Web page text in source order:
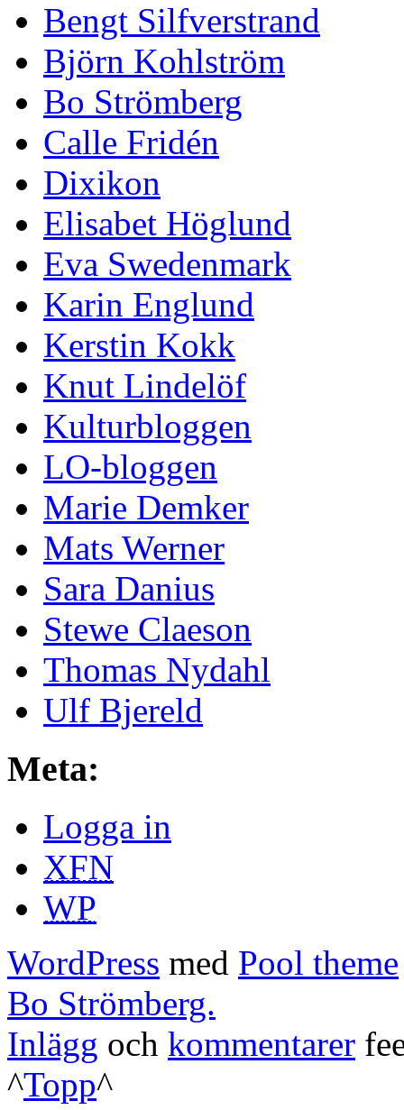
Bengt Silfverstrand
Björn Kohlström
Bo Strömberg
Calle Fridén
Dixikon
Elisabet Höglund
Eva Swedenmark
Karin Englund
Kerstin Kokk
Knut Lindelöf
Kulturbloggen
LO-bloggen
Marie Demker
Mats Werner
Sara Danius
Stewe Claeson
Thomas Nydahl
Ulf Bjereld
Meta:
Logga in
XFN
WP
WordPress med Pool theme
Bo Strömberg.
Inlägg och kommentarer
^Topp^